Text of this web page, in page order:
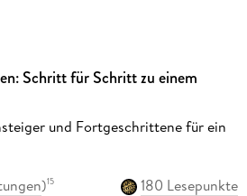
Schritt für Schritt zu einem
und Fortgeschrittene für ein
)15
180 Lesepunkte